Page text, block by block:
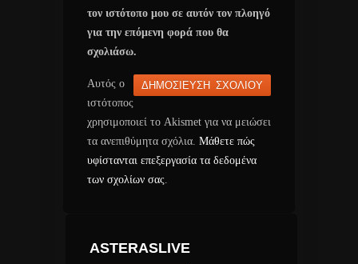
τον ιστότοπο μου σε αυτόν τον πλοηγό
για την επόμενη φορά που θα
σχολιάσω.
Αυτός ο
ιστότοπος
χρησιμοποιεί το Akismet για να μειώσει
τα ανεπιθύμητα σχόλια. Μάθετε πώς
υφίστανται επεξεργασία τα δεδομένα
των σχολίων σας
ASTERASLIVE